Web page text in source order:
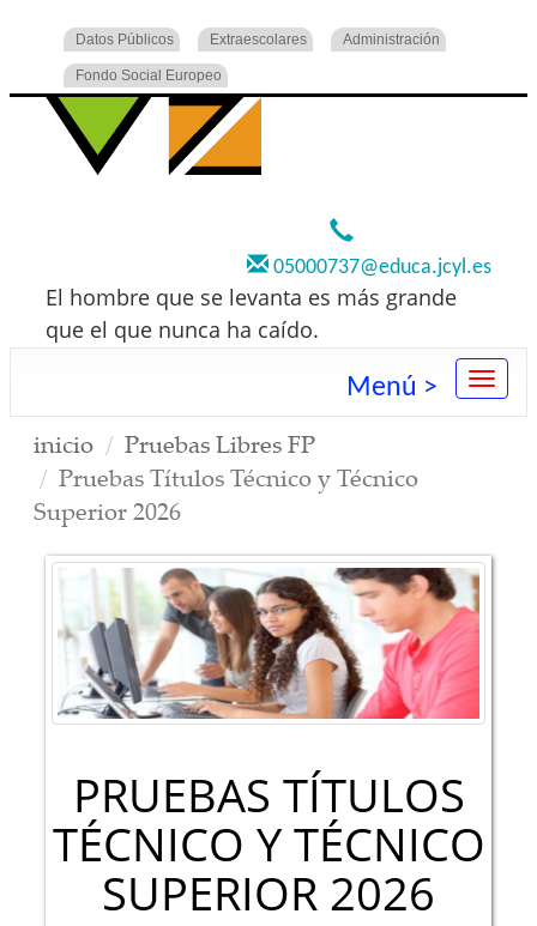
Datos Públicos Extraescolares Administración
Fondo Social Europeo
05000737@educa.jcyl.es
El hombre que se levanta es más grande
que el que nunca ha caído.
Menú >
inicio
Pruebas Libres FP
Pruebas Títulos Técnico y Técnico
Superior 2026
PRUEBAS TÍTULOS
TÉCNICO Y TÉCNICO
SUPERIOR 2026